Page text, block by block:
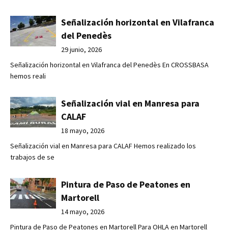
Señalización horizontal en Vilafranca
del Penedès
29 junio, 2026
Señalización horizontal en Vilafranca del Penedès En CROSSBASA
hemos reali
Señalización vial en Manresa para
CALAF
18 mayo, 2026
Señalización vial en Manresa para CALAF Hemos realizado los
trabajos de se
Pintura de Paso de Peatones en
Martorell
14 mayo, 2026
Pintura de Paso de Peatones en Martorell Para OHLA en Martorell